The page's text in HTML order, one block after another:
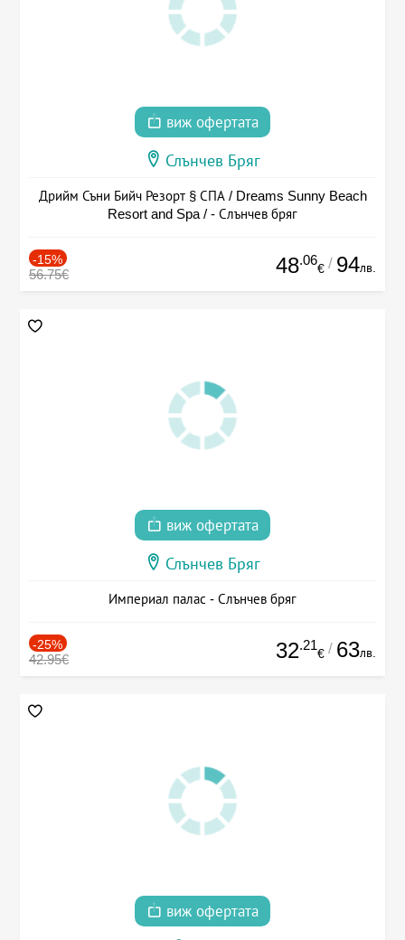
виж офертата
Слънчев Бряг
Дрийм Съни Бийч Резорт § СПА / Dreams Sunny Beach
Resort and Spa / - Слънчев бряг
-15%
56.75€ 48.06
€ / 94лв.
виж офертата
Слънчев Бряг
Империал палас - Слънчев бряг
-25%
42.95€ 32.21
€ / 63лв.
виж офертата